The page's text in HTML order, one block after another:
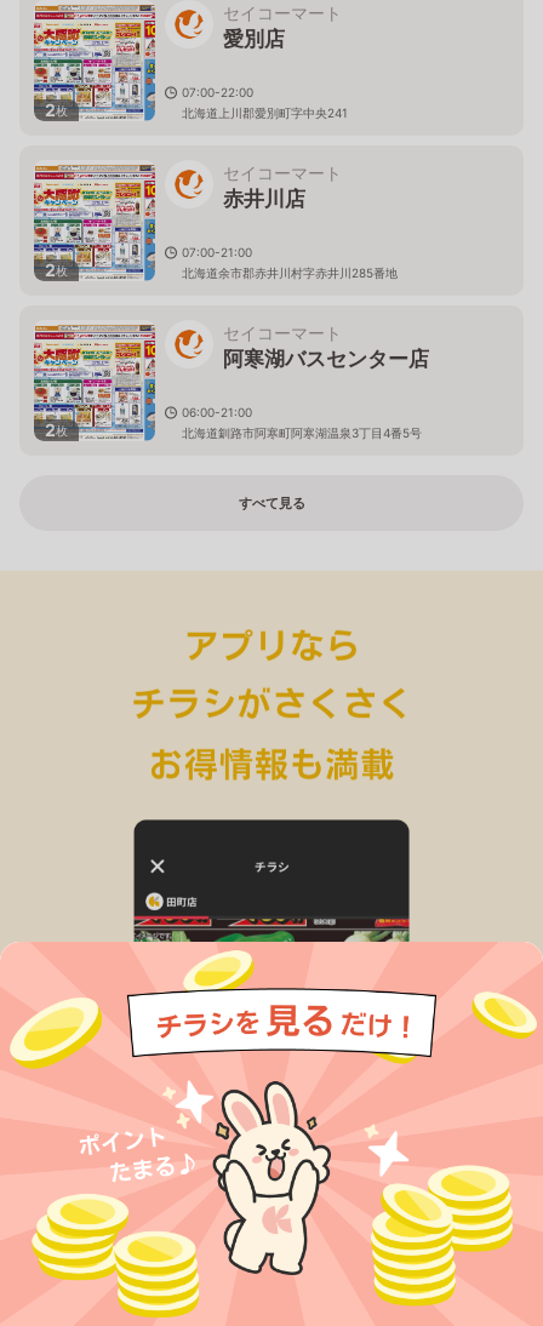
2枚
セイコーマート
愛別店
07:00-22:00
北海道上川郡愛別町字中央241
2枚
セイコーマート
赤井川店
07:00-21:00
北海道余市郡赤井川村字赤井川285番地
2枚
セイコーマート
阿寒湖バスセンター店
06:00-21:00
北海道釧路市阿寒町阿寒湖温泉3丁目4番5号
すべて見る